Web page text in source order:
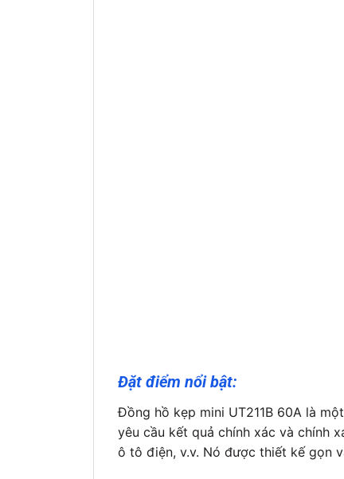
Đặt điểm nổi bật:
Đồng hồ kẹp mini UT211B 60A là
yêu cầu kết quả chính xác và chính
ô tô điện, v.v. Nó được thiết kế gọn